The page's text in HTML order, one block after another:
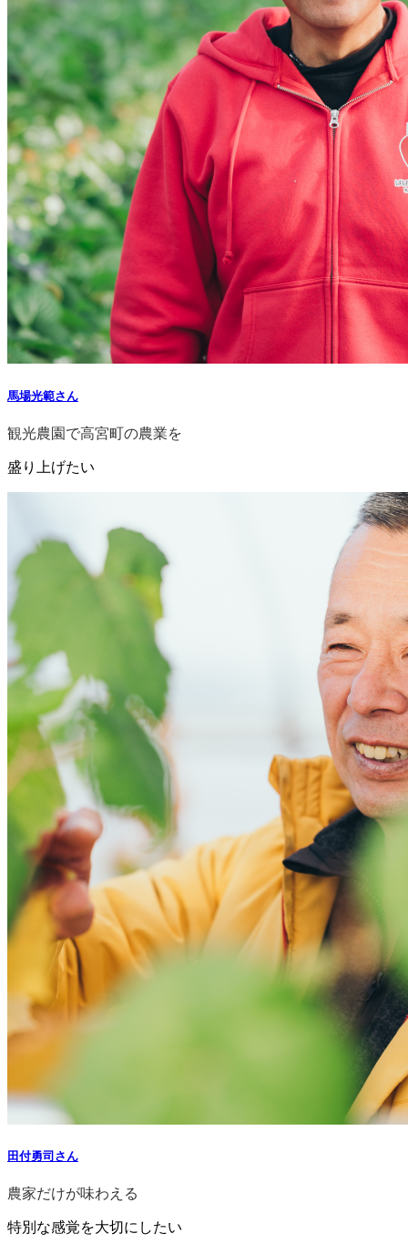
馬場光範さん
観光農園で高宮町の農業を
盛り上げたい
田付勇司さん
農家だけが味わえる
特別な感覚を大切にしたい